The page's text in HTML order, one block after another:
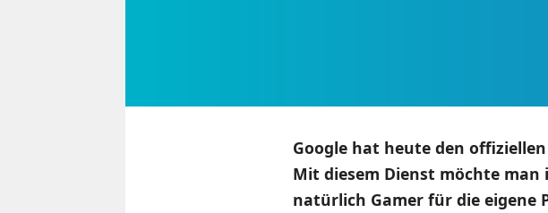
Google hat heute den
Mit diesem Dienst möchte
natürlich Gamer für die eigene